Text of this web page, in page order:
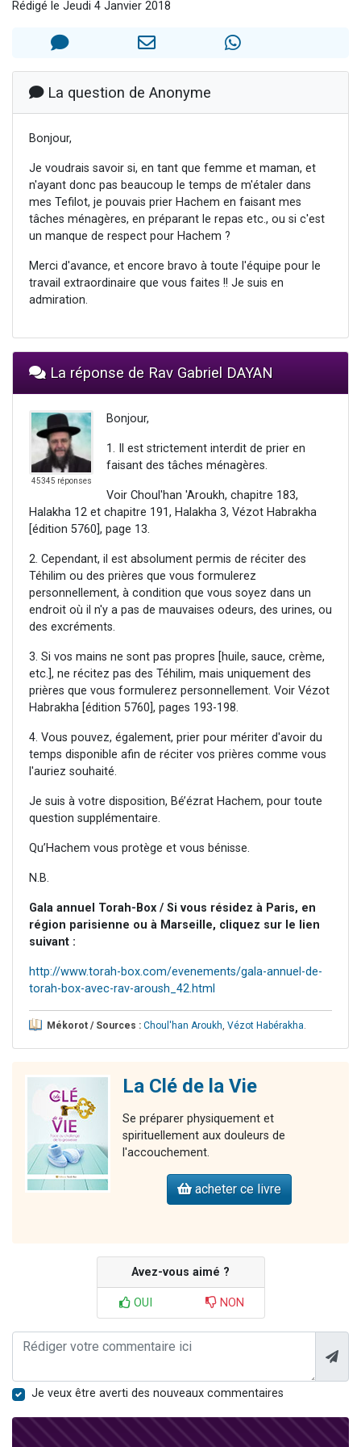
Il reste 49 places pour étudier en groupe sur Zoom
Eva vient de donner son Maasser
Rédigé le Jeudi 4 Janvier 2018
La question de Anonyme
Bonjour,
Je voudrais savoir si, en tant que femme et maman, et
n'ayant donc pas beaucoup le temps de m'étaler dans
mes Tefilot, je pouvais prier Hachem en faisant mes
tâches ménagères, en préparant le repas etc., ou si c'est
un manque de respect pour Hachem ?
Merci d'avance, et encore bravo à toute l'équipe pour le
travail extraordinaire que vous faites !! Je suis en
admiration.
La réponse de Rav Gabriel DAYAN
45345 réponses
Bonjour,
1. Il est strictement interdit de prier en
faisant des tâches ménagères.
Voir Choul'han 'Aroukh, chapitre 183,
Halakha 12 et chapitre 191, Halakha 3, Vézot Habrakha
[édition 5760], page 13.
2. Cependant, il est absolument permis de réciter des
Téhilim ou des prières que vous formulerez
personnellement, à condition que vous soyez dans un
endroit où il n'y a pas de mauvaises odeurs, des urines, ou
des excréments.
3. Si vos mains ne sont pas propres [huile, sauce, crème,
etc.], ne récitez pas des Téhilim, mais uniquement des
prières que vous formulerez personnellement. Voir Vézot
Habrakha [édition 5760], pages 193-198.
4. Vous pouvez, également, prier pour mériter d'avoir du
temps disponible afin de réciter vos prières comme vous
l'auriez souhaité.
Je suis à votre disposition, Bé’ézrat Hachem, pour toute
question supplémentaire.
Qu’Hachem vous protège et vous bénisse.
N.B.
Gala annuel Torah-Box / Si vous résidez à Paris, en
région parisienne ou à Marseille, cliquez sur le lien
suivant :
http://www.torah-box.com/evenements/gala-annuel-de-
torah-box-avec-rav-aroush_42.html
Mékorot / Sources : Choul'han Aroukh, Vézot Habérakha.
La Clé de la Vie
Se préparer physiquement et
spirituellement aux douleurs de
l'accouchement.
acheter ce livre
Avez-vous aimé ?
OUI NON
Je veux être averti des nouveaux commentaires